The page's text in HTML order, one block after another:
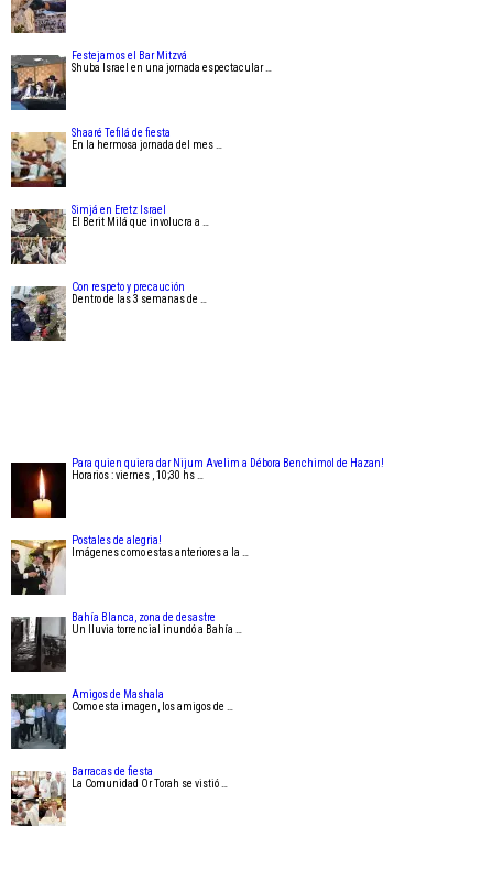
Festejamos el Bar Mitzvá
Shuba Israel en una jornada espectacular …
Shaaré Tefilá de fiesta
En la hermosa jornada del mes …
Simjá en Eretz Israel
El Berit Milá que involucra a …
Con respeto y precaución
Dentro de las 3 semanas de …
Para quien quiera dar Nijum Avelim a Débora Benchimol de Hazan!
Horarios : viernes , 10;30 hs …
Postales de alegria!
Imágenes como estas anteriores a la …
Bahía Blanca, zona de desastre
Un lluvia torrencial inundó a Bahía …
Amigos de Mashala
Como esta imagen, los amigos de …
Barracas de fiesta
La Comunidad Or Torah se vistió …